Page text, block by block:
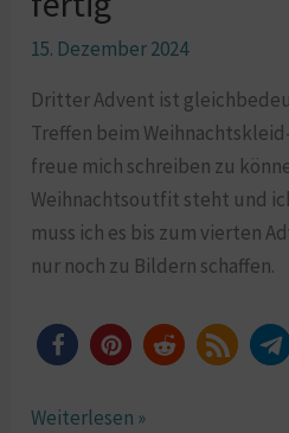
15. Dezember 2024
Dritter Advent ist
Treffen beim
freue mich schreiben zu
Weihnachtsoutfit steht und
muss ich es bis zum vierten
nur noch zu Bildern schaffen.
ich
habe
Weiterlesen »